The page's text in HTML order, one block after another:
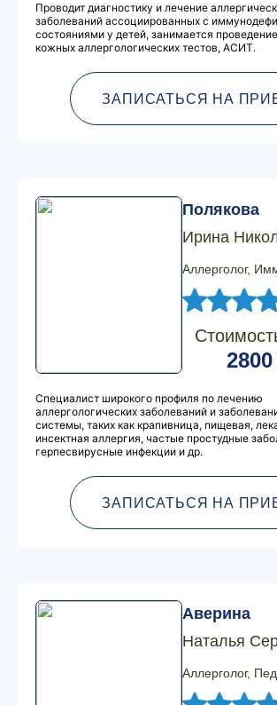
Проводит диагностику и лечение
заболеваний ассоциированных с
состояниями у детей, занимается
кожных аллергологических тестов, АСИТ.
ЗАПИСАТЬСЯ НА
Полякова
Ирина
Аллерголог,
Специалист широкого профиля по лечению
аллергологических заболеваний и
системы, таких как крапивница, пищевая,
инсектная аллергия, частые простудные
герпесвирусные инфекции и др.
ЗАПИСАТЬСЯ НА
Аверина
Наталья
Аллерголог,